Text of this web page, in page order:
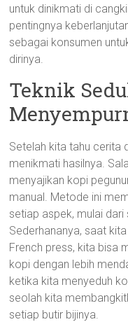
untuk dinikmati di
pentingnya
sebagai konsumen
dirinya.
Teknik
Setelah kita tahu cerita
menikmati hasilnya.
menyajikan kopi
manual. Metode ini
setiap aspek, mulai dari
Sederhananya, saat
French press, kita bisa
kopi dengan lebih
ketika kita menyeduh
seolah kita
setiap butir bijinya.